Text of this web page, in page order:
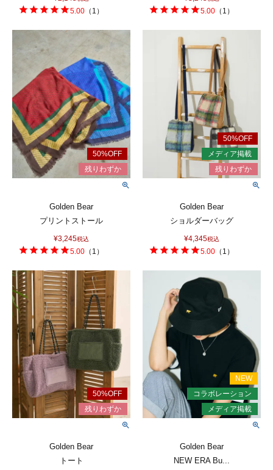
5.00 （ 1 ） 5.00 （ 1 ）
Golden Bear
プリントストール
¥3,245税込
5.00 （ 1 ）
Golden Bear
ショルダーバッグ
¥4,345税込
5.00 （ 1 ）
Golden Bear
トート
Golden Bear
NEW ERA Bu...